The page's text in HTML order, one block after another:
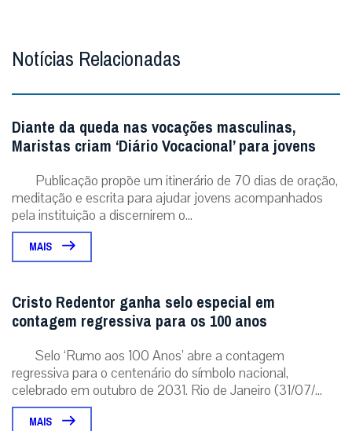
Notícias Relacionadas
Diante da queda nas vocações masculinas,
Maristas criam ‘Diário Vocacional’ para jovens
Publicação propõe um itinerário de 70 dias de oração,
meditação e escrita para ajudar jovens acompanhados
pela instituição a discernirem o...
MAIS
Cristo Redentor ganha selo especial em
contagem regressiva para os 100 anos
Selo ‘Rumo aos 100 Anos’ abre a contagem
regressiva para o centenário do símbolo nacional,
celebrado em outubro de 2031. Rio de Janeiro (31/07/...
MAIS